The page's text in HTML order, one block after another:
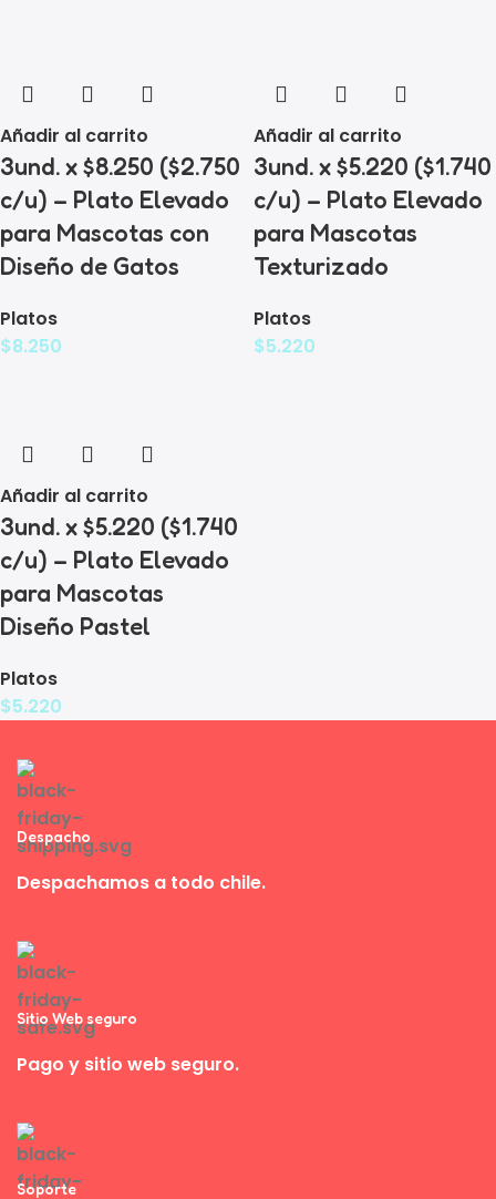
Añadir al carrito
3und. x $8.250 ($2.750
c/u) – Plato Elevado
para Mascotas con
Diseño de Gatos
Platos
$8.250
Añadir al carrito
3und. x $5.220 ($1.740
c/u) – Plato Elevado
para Mascotas
Texturizado
Platos
$5.220
Añadir al carrito
3und. x $5.220 ($1.740
c/u) – Plato Elevado
para Mascotas
Diseño Pastel
Platos
$5.220
Despacho
Despachamos a todo chile.
Sitio Web seguro
Pago y sitio web seguro.
Soporte